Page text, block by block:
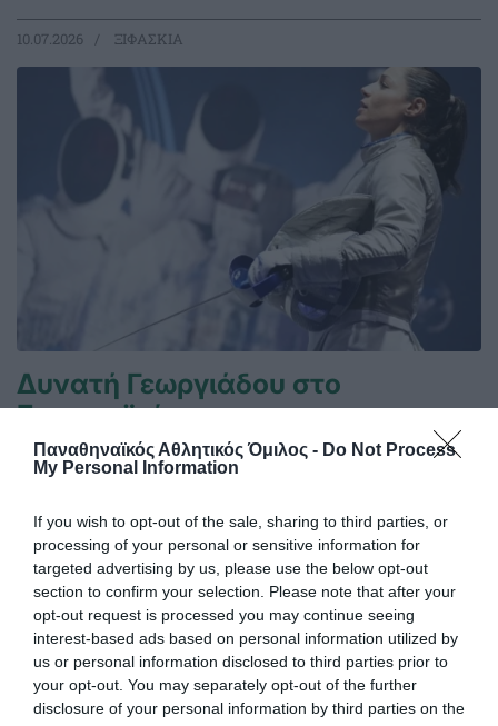
Παναθηναϊκός Αθλητικός Όμιλος - Do Not Process
My Personal Information
If you wish to opt-out of the sale, sharing to third parties, or
processing of your personal or sensitive information for
targeted advertising by us, please use the below opt-out
section to confirm your selection. Please note that after your
opt-out request is processed you may continue seeing
interest-based ads based on personal information utilized by
us or personal information disclosed to third parties prior to
your opt-out. You may separately opt-out of the further
disclosure of your personal information by third parties on the
10.07.2026 ΞΙΦΑΣΚΙΑ
Δυνατή Γεωργιάδου στο
Ευρωπαϊκό
Μια ακόμη δυνατή παρουσία σε μεγάλη διεθνή
διοργάνωση πραγματοποίησε η Δέσποινα Γεωργιάδου, η
Ευρωπαϊκό Πρωτάθλημα Ξιφασκίας που διεξάγεται στο
Αντονί της Γαλλίας.
16.06.2026 ΞΙΦΑΣΚΙΑ